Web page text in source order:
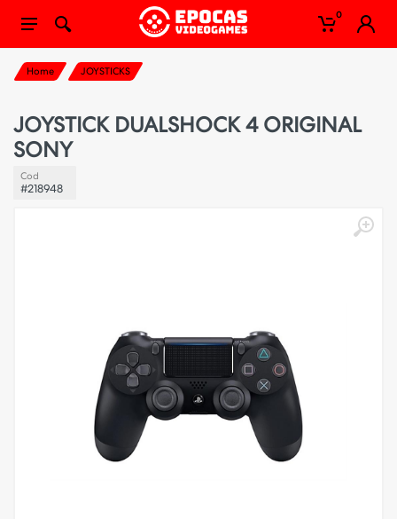
0
Home JOYSTICKS
JOYSTICK DUALSHOCK 4 ORIGINAL
SONY
Cod
#218948